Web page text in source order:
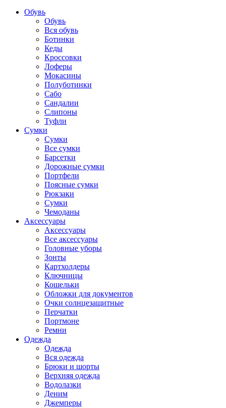
Обувь
Обувь
Вся обувь
Ботинки
Кеды
Кроссовки
Лоферы
Мокасины
Полуботинки
Сабо
Сандалии
Слипоны
Туфли
Сумки
Сумки
Все сумки
Барсетки
Дорожные сумки
Портфели
Поясные сумки
Рюкзаки
Сумки
Чемоданы
Аксессуары
Аксессуары
Все аксессуары
Головные уборы
Зонты
Картхолдеры
Ключницы
Кошельки
Обложки для документов
Очки солнцезащитные
Перчатки
Портмоне
Ремни
Одежда
Одежда
Вся одежда
Брюки и шорты
Верхняя одежда
Водолазки
Деним
Джемперы